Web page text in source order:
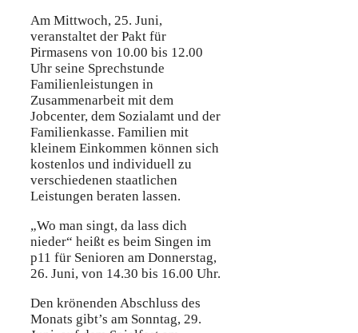
Am Mittwoch, 25. Juni,
veranstaltet der Pakt für
Pirmasens von 10.00 bis 12.00
Uhr seine Sprechstunde
Familienleistungen in
Zusammenarbeit mit dem
Jobcenter, dem Sozialamt und der
Familienkasse. Familien mit
kleinem Einkommen können sich
kostenlos und individuell zu
verschiedenen staatlichen
Leistungen beraten lassen.
„Wo man singt, da lass dich
nieder“ heißt es beim Singen im
p11 für Senioren am Donnerstag,
26. Juni, von 14.30 bis 16.00 Uhr.
Den krönenden Abschluss des
Monats gibt’s am Sonntag, 29.